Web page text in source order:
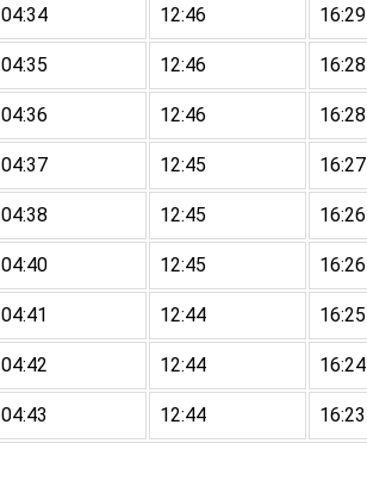
04:34 12:46 16:29
04:35 12:46 16:28
04:36 12:46 16:28
04:37 12:45 16:27
04:38 12:45 16:26
04:40 12:45 16:26
04:41 12:44 16:25
04:42 12:44 16:24
04:43 12:44 16:23